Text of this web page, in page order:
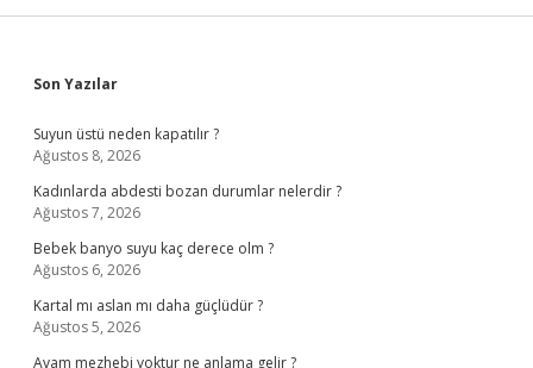
Sidebar
Son Yazılar
Suyun üstü neden kapatılır ?
Ağustos 8, 2026
Kadınlarda abdesti bozan durumlar nelerdir ?
Ağustos 7, 2026
Bebek banyo suyu kaç derece olm ?
Ağustos 6, 2026
Kartal mı aslan mı daha güçlüdür ?
Ağustos 5, 2026
Avam mezhebi yoktur ne anlama gelir ?